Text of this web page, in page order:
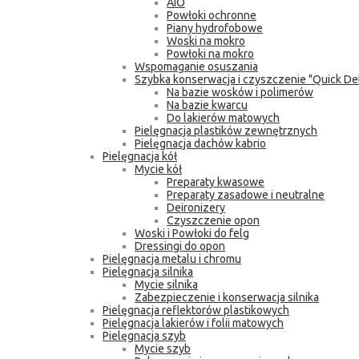
Powłoki ochronne
Piany hydrofobowe
Woski na mokro
Powłoki na mokro
Wspomaganie osuszania
Szybka konserwacja i czyszczenie "Quick
Na bazie wosków i polimerów
Na bazie kwarcu
Do lakierów matowych
Pielęgnacja plastików zewnętrznych
Pielęgnacja dachów kabrio
Pielęgnacja kół
Mycie kół
Preparaty kwasowe
Preparaty zasadowe i neutralne
Deironizery
Czyszczenie opon
Woski i Powłoki do felg
Dressingi do opon
Pielęgnacja metalu i chromu
Pielęgnacja silnika
Mycie silnika
Zabezpieczenie i konserwacja silnika
Pielęgnacja reflektorów plastikowych
Pielęgnacja lakierów i folii matowych
Pielęgnacja szyb
Mycie szyb